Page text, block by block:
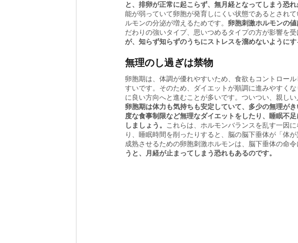
と、排卵が正常に起こらず、無月経となってしまう恐れ
能が弱っていて卵胞が発育しにくい状態であるとされ
ルモンの分泌が増えるためです。 卵胞刺激ホルモンの
だわりの強いタイプ、思いつめるタイプの方が影響を受
が、知らず知らずのうちにストレスを溜めないようにす
無理のし過ぎは禁物
卵胞期は、体調が優れやすいため、食欲もコントロー
すいです。そのため、ダイエットが順調に進みやすく
に良い方向へと進むことが多いです。ついつい、親し
卵胞期は体力も気持ちも安定していて、多少の無理が
度な食事制限など無理なダイエットをしたり、睡眠不
しましょう。 これらは、ホルモンバランスを乱す一因
り、睡眠時間を削ったりすると、脳の脳下垂体が「体
成熟させるための卵胞刺激ホルモンは、脳下垂体の命
うと、月経が止まってしまう恐れもあるのです。